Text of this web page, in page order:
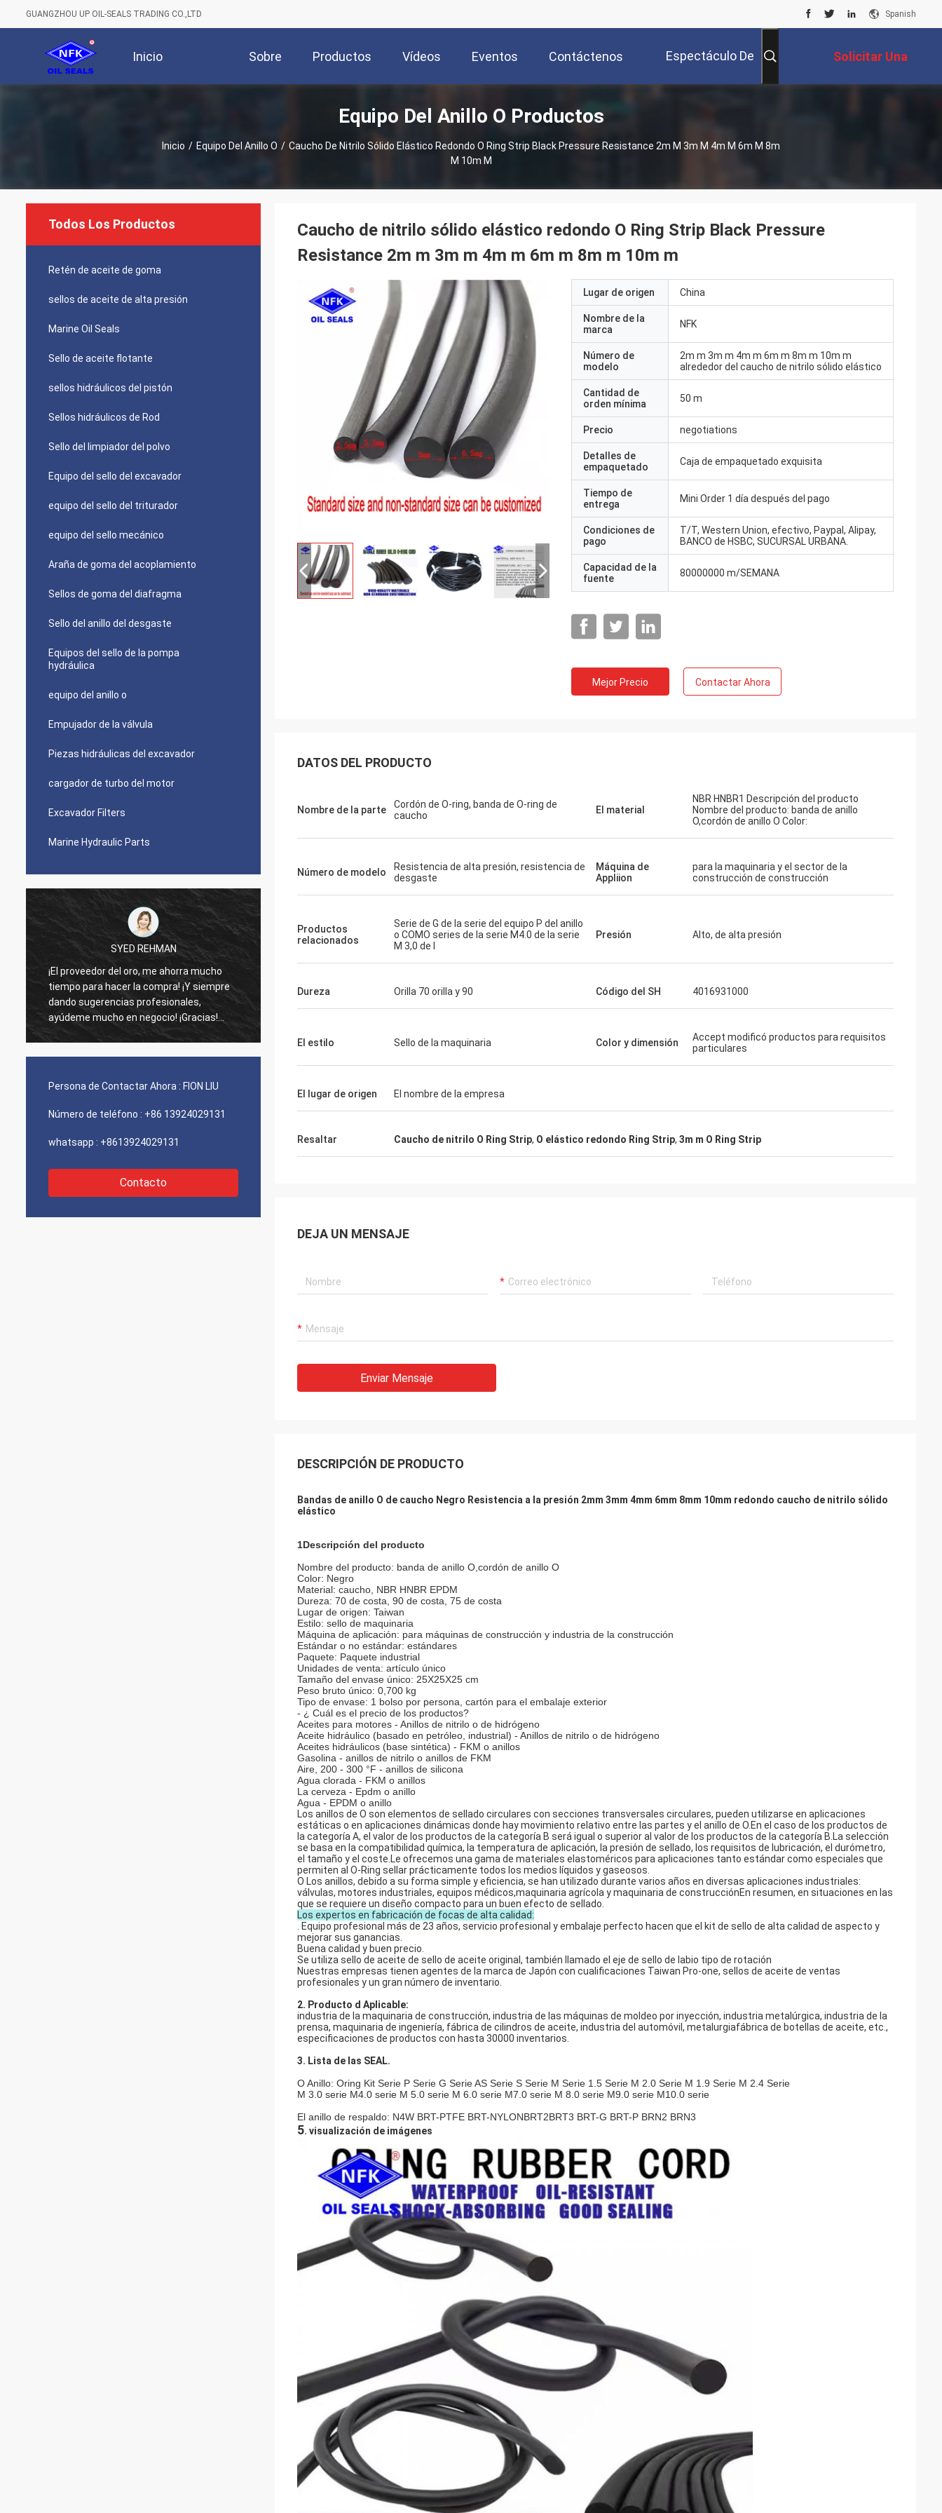
GUANGZHOU UP OIL-SEALS TRADING CO.,LTD Spanish
Inicio Sobre Productos Vídeos Eventos Contáctenos Espectáculo De Solicitar Una
Cotización
Equipo Del Anillo O Productos
Inicio / Equipo Del Anillo O / Caucho De Nitrilo Sólido Elástico Redondo O Ring Strip Black Pressure Resistance 2m M 3m M 4m M 6m M 8m
M 10m M
Todos Los Productos
Retén de aceite de goma
sellos de aceite de alta presión
Marine Oil Seals
Sello de aceite flotante
sellos hidráulicos del pistón
Sellos hidráulicos de Rod
Sello del limpiador del polvo
Equipo del sello del excavador
equipo del sello del triturador
equipo del sello mecánico
Araña de goma del acoplamiento
Sellos de goma del diafragma
Sello del anillo del desgaste
Equipos del sello de la pompa
hydráulica
equipo del anillo o
Empujador de la válvula
Piezas hidráulicas del excavador
cargador de turbo del motor
Excavador Filters
Marine Hydraulic Parts
SYED REHMAN
¡El proveedor del oro, me ahorra mucho
tiempo para hacer la compra! ¡Y siempre
dando sugerencias profesionales,
ayúdeme mucho en negocio! ¡Gracias!
Todo en el mejor orden, las mercancías de
contacto con a su compañía para
Mutakilwa Wilson África
como de costumbre, los productos de la
recomiendo merezco 5 estrellas!
de sugerencias profesionales, las
Persona de Contactar Ahora : FION LIU
Número de teléfono : +86 13924029131
whatsapp : +8613924029131
Contacto
Caucho de nitrilo sólido elástico redondo O Ring Strip Black Pressure
Resistance 2m m 3m m 4m m 6m m 8m m 10m m
Lugar de origen China
Nombre de la
marca
NFK
Número de
modelo
2m m 3m m 4m m 6m m 8m m 10m m
alrededor del caucho de nitrilo sólido elástico
Cantidad de
orden mínima
50 m
Precio negotiations
Detalles de
empaquetado
Caja de empaquetado exquisita
Tiempo de
entrega
Mini Order 1 día después del pago
Condiciones de
pago
T/T, Western Union, efectivo, Paypal, Alipay,
BANCO de HSBC, SUCURSAL URBANA.
Capacidad de la
fuente
80000000 m/SEMANA
Mejor Precio Contactar Ahora
DATOS DEL PRODUCTO
Nombre de la parte
Cordón de O-ring, banda de O-ring de
caucho
El material
NBR HNBR1 Descripción del producto
Nombre del producto: banda de anillo
O,cordón de anillo O Color:
Número de modelo
Resistencia de alta presión, resistencia de
desgaste
Máquina de
Appliion
para la maquinaria y el sector de la
construcción de construcción
Productos
relacionados
Serie de G de la serie del equipo P del anillo
o COMO series de la serie M4.0 de la serie
M 3,0 de l
Presión Alto, de alta presión
Dureza Orilla 70 orilla y 90 Código del SH 4016931000
El estilo Sello de la maquinaria Color y dimensión
Accept modificó productos para requisitos
particulares
El lugar de origen El nombre de la empresa
Resaltar Caucho de nitrilo O Ring Strip, O elástico redondo Ring Strip, 3m m O Ring Strip
DEJA UN MENSAJE
Enviar Mensaje
DESCRIPCIÓN DE PRODUCTO
Bandas de anillo O de caucho Negro Resistencia a la presión 2mm 3mm 4mm 6mm 8mm 10mm redondo caucho de nitrilo sólido
elástico
1Descripción del producto
Nombre del producto: banda de anillo O,cordón de anillo O
Color: Negro
Material: caucho, NBR HNBR EPDM
Dureza: 70 de costa, 90 de costa, 75 de costa
Lugar de origen: Taiwan
Estilo: sello de maquinaria
Máquina de aplicación: para máquinas de construcción y industria de la construcción
Estándar o no estándar: estándares
Paquete: Paquete industrial
Unidades de venta: artículo único
Tamaño del envase único: 25X25X25 cm
Peso bruto único: 0,700 kg
Tipo de envase: 1 bolso por persona, cartón para el embalaje exterior
- ¿ Cuál es el precio de los productos?
Aceites para motores - Anillos de nitrilo o de hidrógeno
Aceite hidráulico (basado en petróleo, industrial) - Anillos de nitrilo o de hidrógeno
Aceites hidráulicos (base sintética) - FKM o anillos
Gasolina - anillos de nitrilo o anillos de FKM
Aire, 200 - 300 °F - anillos de silicona
Agua clorada - FKM o anillos
La cerveza - Epdm o anillo
Agua - EPDM o anillo
Los anillos de O son elementos de sellado circulares con secciones transversales circulares, pueden utilizarse en aplicaciones
estáticas o en aplicaciones dinámicas donde hay movimiento relativo entre las partes y el anillo de O.En el caso de los productos de
la categoría A, el valor de los productos de la categoría B será igual o superior al valor de los productos de la categoría B.La selección
se basa en la compatibilidad química, la temperatura de aplicación, la presión de sellado, los requisitos de lubricación, el durómetro,
el tamaño y el coste.Le ofrecemos una gama de materiales elastoméricos para aplicaciones tanto estándar como especiales que
permiten al O-Ring sellar prácticamente todos los medios líquidos y gaseosos.
O Los anillos, debido a su forma simple y eficiencia, se han utilizado durante varios años en diversas aplicaciones industriales:
válvulas, motores industriales, equipos médicos,maquinaria agrícola y maquinaria de construcciónEn resumen, en situaciones en las
que se requiere un diseño compacto para un buen efecto de sellado.
Los expertos en fabricación de focas de alta calidad:
. Equipo profesional más de 23 años, servicio profesional y embalaje perfecto hacen que el kit de sello de alta calidad de aspecto y
mejorar sus ganancias.
Buena calidad y buen precio.
Se utiliza sello de aceite de sello de aceite original, también llamado el eje de sello de labio tipo de rotación
Nuestras empresas tienen agentes de la marca de Japón con cualificaciones Taiwan Pro-one, sellos de aceite de ventas
profesionales y un gran número de inventario.
2. Producto d Aplicable:
industria de la maquinaria de construcción, industria de las máquinas de moldeo por inyección, industria metalúrgica, industria de la
prensa, maquinaria de ingeniería, fábrica de cilindros de aceite, industria del automóvil, metalurgiafábrica de botellas de aceite, etc.,
especificaciones de productos con hasta 30000 inventarios.
3. Lista de las SEAL.
O Anillo: Oring Kit Serie P Serie G Serie AS Serie S Serie M Serie 1.5 Serie M 2.0 Serie M 1.9 Serie M 2.4 Serie
M 3.0 serie M4.0 serie M 5.0 serie M 6.0 serie M7.0 serie M 8.0 serie M9.0 serie M10 .0 serie
El anillo de respaldo: N4W BRT-PTFE BRT-NYLONBRT2BRT3 BRT-G BRT-P BRN2 BRN3
5. visualización de imágenes